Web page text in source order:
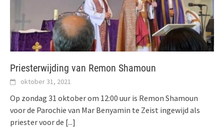
Priesterwijding van Remon Shamoun
oktober 31, 2021
Op zondag 31 oktober om 12:00 uur is Remon Shamoun
voor de Parochie van Mar Benyamin te Zeist ingewijd als
priester voor de [...]